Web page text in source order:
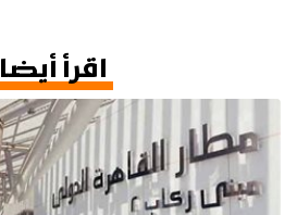
اقرأ أيضا